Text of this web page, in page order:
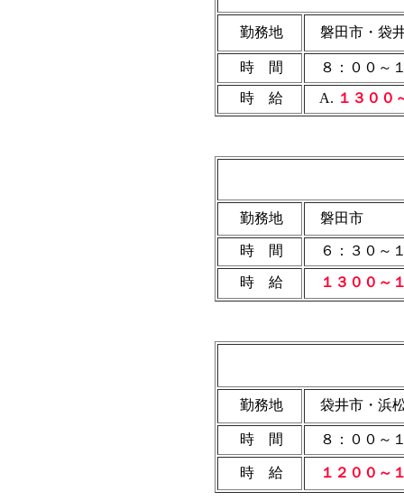
勤務地 磐田市・袋
時 間
８：００～
時 給
A. １３００
勤務地 磐田市
時 間 ６：３０～
時 給 １３００～
勤務地 袋井市・浜
時 間 ８：００～
時 給 １２００～